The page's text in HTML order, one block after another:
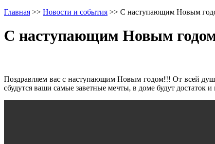
Главная >> Новости и события >> С наступающим Новым
С наступающим Новым
Поздравляем вас с наступающим Новым годом!!! От всей
сбудутся ваши самые заветные мечты, в доме будут